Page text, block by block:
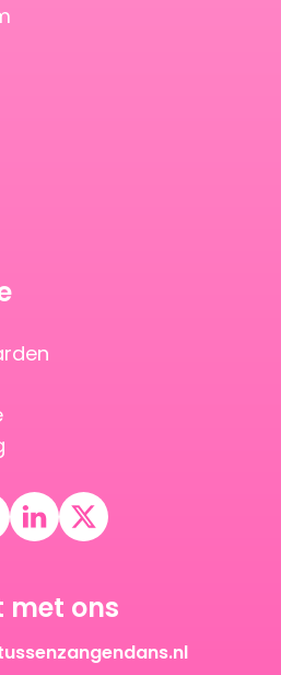
met ons